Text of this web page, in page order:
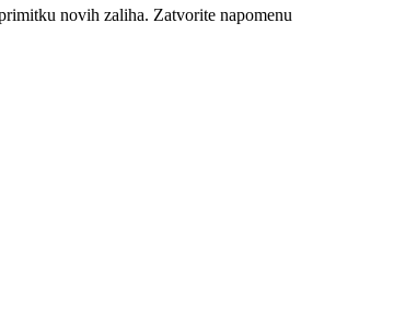
novih zaliha. Zatvorite napomenu